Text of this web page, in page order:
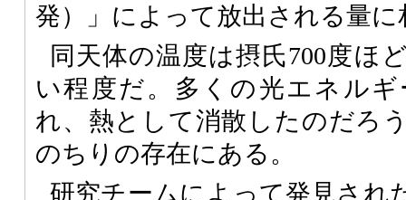
発）」によって放出される量
同天体の温度は摂氏700度ほ
い程度だ。多くの光エネル
れ、熱として消散したのだろ
のちりの存在にある。
研究チームによって発見され